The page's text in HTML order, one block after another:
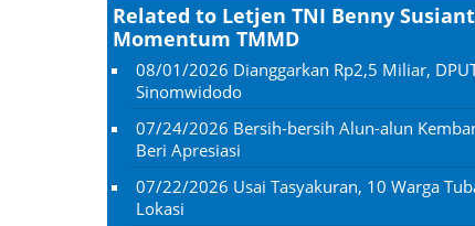
Related to Letjen TNI Benny
Momentum TMMD
08/01/2026 Dianggarkan Rp2,5 Miliar,
Sinomwidodo
07/24/2026 Bersih-bersih Alun-alun
Beri Apresiasi
07/22/2026 Usai Tasyakuran, 10 Warga
Lokasi